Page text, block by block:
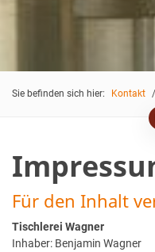
Sie befinden sich hier: Kontakt
Für den Inhalt
Tischlerei Wagner
Inhaber: Benjamin Wagner